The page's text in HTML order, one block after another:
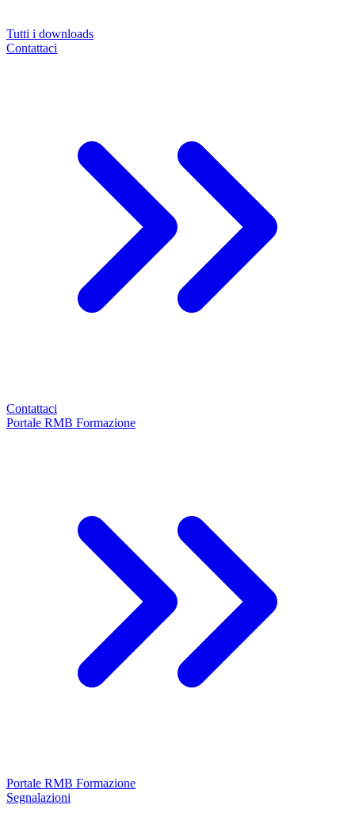
Tutti i downloads
Contattaci
Contattaci
Portale RMB Formazione
Portale RMB Formazione
Segnalazioni